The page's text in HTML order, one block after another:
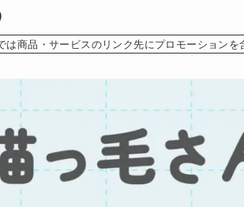
は商品・サービスのリンク先にプロモーションを